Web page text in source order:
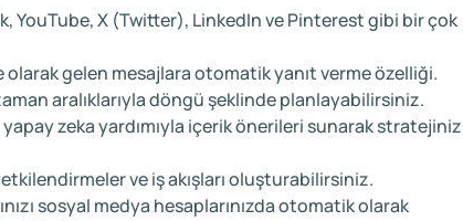
YouTube, X (Twitter), LinkedIn ve Pinterest gibi bir çok
gelen mesajlara otomatik yanıt verme özelliği.
aralıklarıyla döngü şeklinde planlayabilirsiniz.
zeka yardımıyla içerik önerileri sunarak
ve iş akışları oluşturabilirsiniz.
sosyal medya hesaplarınızda otomatik olarak